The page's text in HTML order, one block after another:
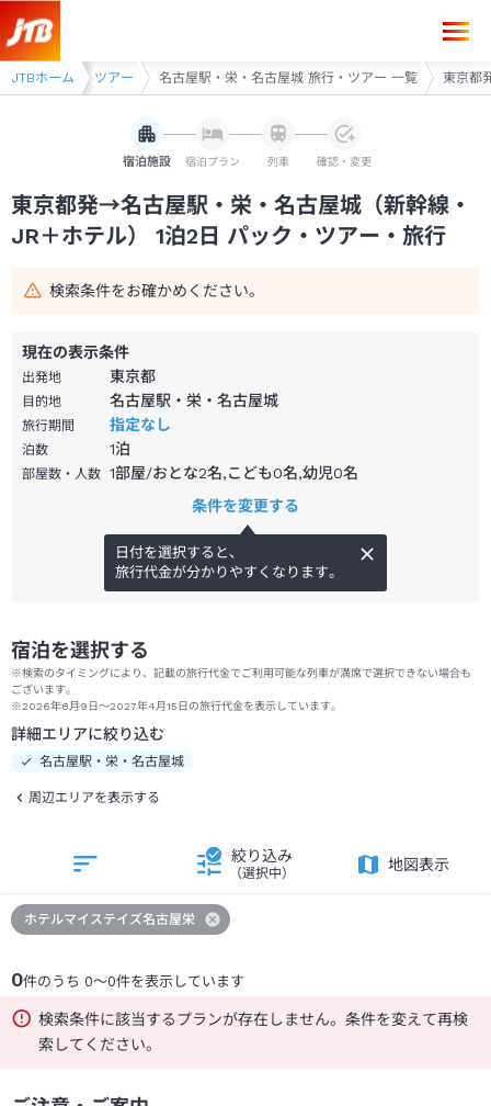
JTBホーム
名古屋 旅行・ツアー 名古屋駅・栄・名古屋城 旅行・ツアー 一覧 東京都
宿泊施設 宿泊プラン 列車 確認・変更
東京都発→名古屋駅・栄・名古屋城（新幹線・
JR＋ホテル） 1泊2日 パック・ツアー・旅行
検索条件をお確かめください。
現在の表示条件
出発地 東京都
目的地 名古屋駅・栄・名古屋城
旅行期間 指定なし
泊数 1泊
部屋数・人数 1部屋/おとな2名,こども0名,幼児0名
条件を変更する
日付を選択すると、
旅行代金が分かりやすくなります。
宿泊を選択する
※検索のタイミングにより、記載の旅行代金でご利用可能な列車が満席で選択できない場合も
ございます。
※2026年8月9日～2027年4月15日の旅行代金を表示しています。
詳細エリアに絞り込む
名古屋駅・栄・名古屋城
周辺エリアを表示する
0件のうち 0～0件を表示しています
絞り込み
（選択中）
地図表示
ホテルマイステイズ名古屋栄
検索条件に該当するプランが存在しません。条件を変えて再検
索してください。